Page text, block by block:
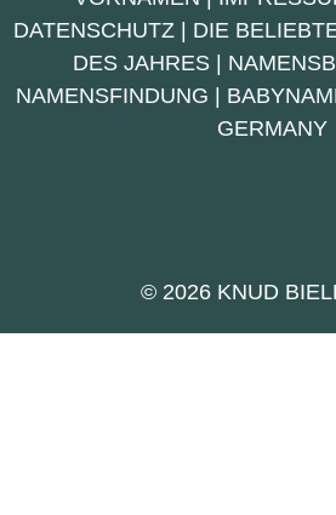
DATENSCHUTZ | DIE
DES JAHRES |
NAMENSFINDUNG |
GERMANY
© 2026 KNUD